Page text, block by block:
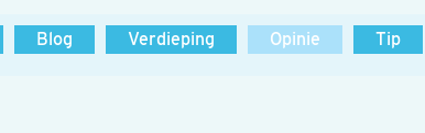
Blog Verdieping Opinie Tip